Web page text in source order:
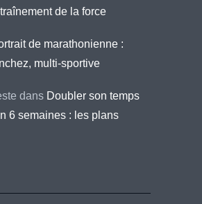
de la force
de marathonienne :
multi-sportive
dans Doubler son temps
6 semaines : les plans